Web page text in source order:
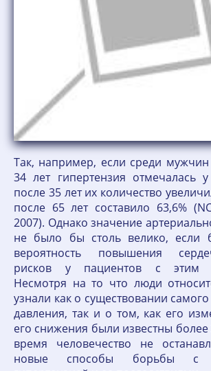
Так, например, если среди мужчин
34 лет гипертензия отмечалась
после 35 лет их количество
после 65 лет составило 63,6%
2007). Однако значение
не было бы столь велико, если
вероятность повышения
рисков у пациентов с этим
Несмотря на то что люди
узнали как о существовании
давления, так и о том, как его
его снижения были известны более
время человечество не
новые способы борьбы с